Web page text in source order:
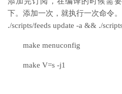
下。添加一次，就执行一次命令。
./scripts/feeds update -a && ./
make menuconfig
make V=s -j1